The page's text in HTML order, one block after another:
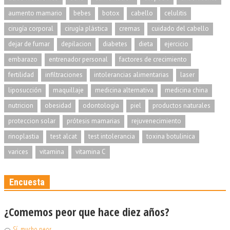
aumento mamario
bebes botox cabello
celulitis
cirugía corporal
cirugía plástica cremas
cuidado del cabello
dejar de fumar
depilacion diabetes dieta
ejercicio
embarazo
entrenador personal
factores de crecimiento
fertilidad
infiltraciones intolerancias alimentarias
laser
liposucción
maquillaje medicina alternativa
medicina china
nutricion
obesidad odontología piel
productos naturales
proteccion solar
prótesis mamarias
rejuvenecimiento
rinoplastia
test alcat test intolerancia
toxina botulinica
varices
vitamina vitamina C
Encuesta
¿Comemos peor que hace diez años?